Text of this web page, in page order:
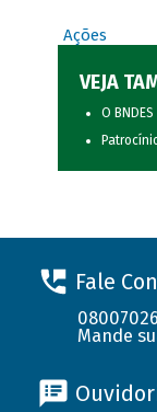
Ações
VEJA
O
Fale
Mande